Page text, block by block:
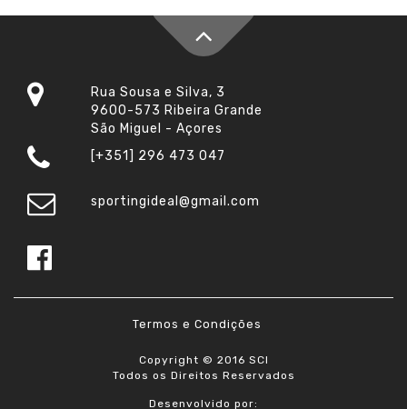
Rua Sousa e Silva, 3
9600-573 Ribeira Grande
São Miguel - Açores
[+351] 296 473 047
sportingideal@gmail.com
Termos e Condições
Copyright © 2016 SCI
Todos os Direitos Reservados
Desenvolvido por: